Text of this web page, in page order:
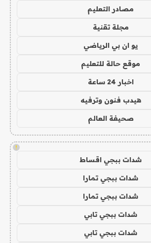
مصادر التعليم
مجلة تقنية
يو ان بي الرياضي
موقع حالة للتعليم
اخبار 24 ساعة
هيدب فنون وترفيه
صحيفة العالم
!
شدات ببجي اقساط
شدات ببجي تمارا
شدات ببجي تمارا
شدات ببجي تابي
شدات ببجي تابي